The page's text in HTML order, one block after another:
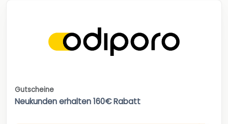
Gutscheine
Neukunden erhalten 160€ Rabatt